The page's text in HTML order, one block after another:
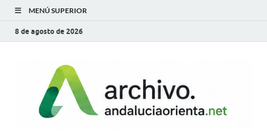
MENÚ SUPERIOR
8 de agosto de 2026